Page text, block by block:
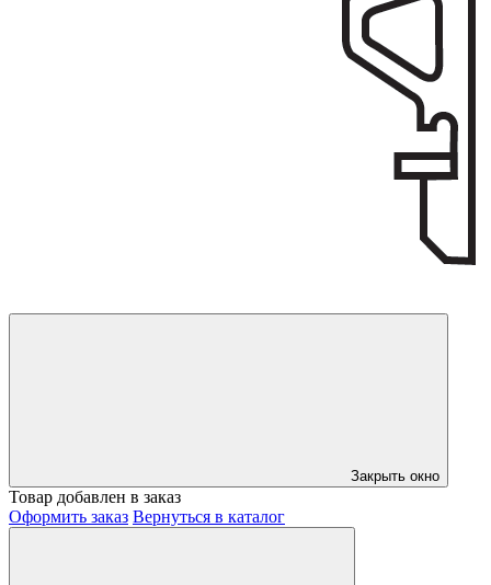
Закрыть окно
Товар добавлен в заказ
Оформить заказ Вернуться в каталог